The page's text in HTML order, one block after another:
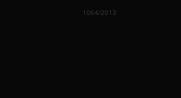
1064/2013